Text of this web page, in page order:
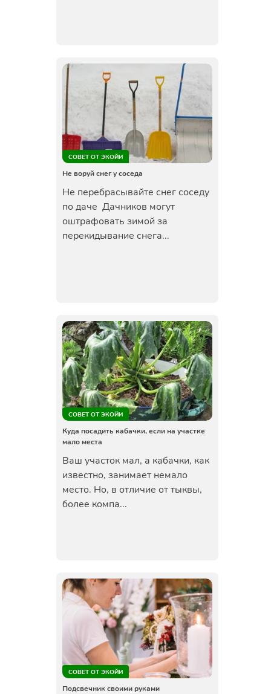
СОВЕТ ОТ ЭКОЙИ
Не воруй снег у соседа
Не перебрасывайте снег соседу
по даче Дачников могут
оштрафовать зимой за
перекидывание снега...
СОВЕТ ОТ ЭКОЙИ
Куда посадить кабачки, если на участке
мало места
Ваш участок мал, а кабачки, как
известно, занимает немало
место. Но, в отличие от тыквы,
более компа...
СОВЕТ ОТ ЭКОЙИ
Подсвечник своими руками